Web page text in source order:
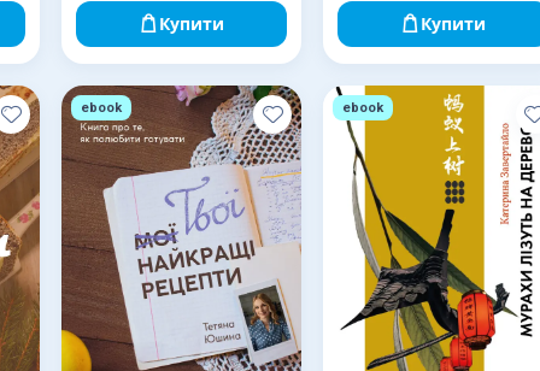
Купити
Купити
ebook ebook